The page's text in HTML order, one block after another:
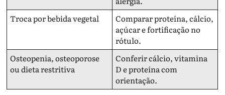
Troca por bebida vegetal
Comparar proteína, cálcio,
açúcar e fortificação no
rótulo.
Osteopenia, osteoporose
ou dieta restritiva
Conferir cálcio, vitamina
D e proteína com
orientação.